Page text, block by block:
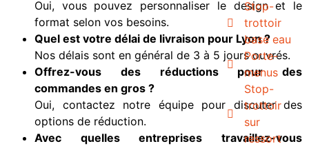
Stop-
trottoir
base eau
Porte-
menus
Stop-
trottoir
sur
ressort
Oui, vous pouvez personnaliser le design et le
format selon vos besoins.
Quel est votre délai de livraison pour Lyon ?
Nos délais sont en général de 3 à 5 jours ouvrés.
Offrez-vous des réductions pour des
commandes en gros ?
Oui, contactez notre équipe pour discuter des
options de réduction.
Avec quelles entreprises travaillez-vous